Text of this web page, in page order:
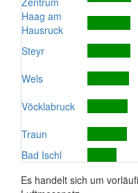
Haag am
Hausruck
Steyr
Wels
Vöcklabruck
Traun
Bad Ischl
Es handelt sich um